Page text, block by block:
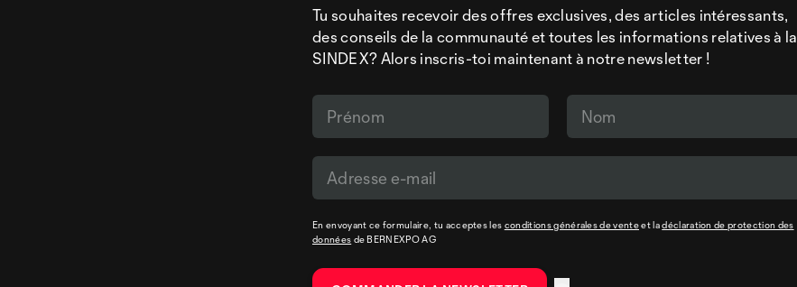
Tu souhaites recevoir des offres exclusives, des articles intéressants,
des conseils de la communauté et toutes les informations relatives à la
SINDEX? Alors inscris-toi maintenant à notre newsletter !
En envoyant ce formulaire, tu acceptes les conditions générales de venteet ladéclaration de protection des
données de BERNEXPO AG